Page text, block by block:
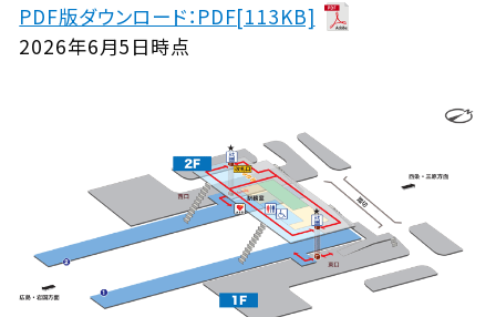
PDF版ダウンロード：PDF[113KB]
2026年6月5日時点